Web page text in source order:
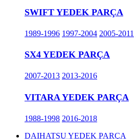
SWIFT YEDEK PARÇA
1989-1996 1997-2004 2005-2011
SX4 YEDEK PARÇA
2007-2013 2013-2016
VITARA YEDEK PARÇA
1988-1998 2016-2018
DAIHATSU YEDEK PARÇA